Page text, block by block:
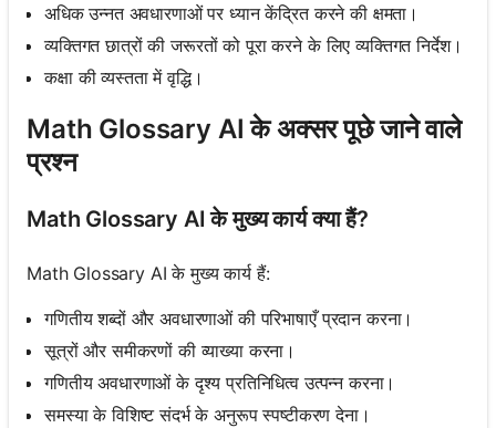
अधिक उन्नत अवधारणाओं पर ध्यान केंद्रित करने की क्षमता।
व्यक्तिगत छात्रों की जरूरतों को पूरा करने के लिए व्यक्तिगत निर्देश।
कक्षा की व्यस्तता में वृद्धि।
Math Glossary AI के अक्सर पूछे जाने वाले
प्रश्न
Math Glossary AI के मुख्य कार्य क्या हैं?
Math Glossary AI के मुख्य कार्य हैं:
गणितीय शब्दों और अवधारणाओं की परिभाषाएँ प्रदान करना।
सूत्रों और समीकरणों की व्याख्या करना।
गणितीय अवधारणाओं के दृश्य प्रतिनिधित्व उत्पन्न करना।
समस्या के विशिष्ट संदर्भ के अनुरूप स्पष्टीकरण देना।